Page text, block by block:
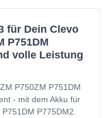
für Dein Clevo
P751DM
volle Leistung
P750ZM P751DM
- mit dem Akku für
P775DM2.